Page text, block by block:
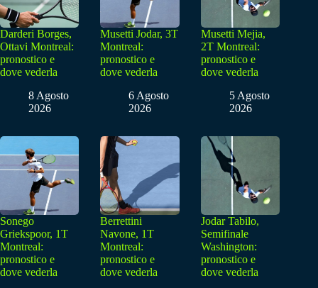
Darderi Borges,
Ottavi Montreal:
pronostico e
dove vederla
8 Agosto
2026
Musetti Jodar, 3T
Montreal:
pronostico e
dove vederla
6 Agosto
2026
Musetti Mejia,
2T Montreal:
pronostico e
dove vederla
5 Agosto
2026
Sonego
Griekspoor, 1T
Montreal:
pronostico e
dove vederla
Berrettini
Navone, 1T
Montreal:
pronostico e
dove vederla
Jodar Tabilo,
Semifinale
Washington:
pronostico e
dove vederla